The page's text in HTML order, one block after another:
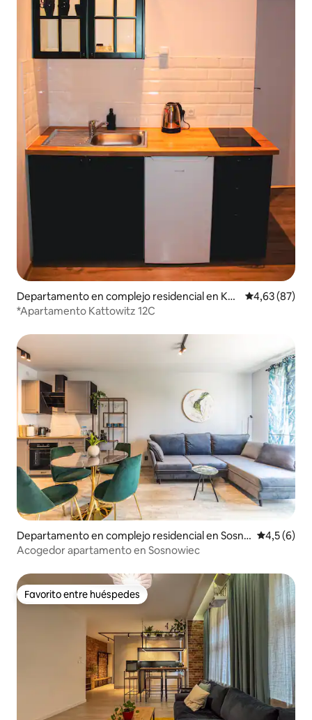
Departamento en complejo residencial en Kat
owice
Calificación
4,63 (87)
*Apartamento Kattowitz 12C
Departamento en complejo residencial en Sosno
wiec
4,5 (6)
Acogedor apartamento en Sosnowiec
Favorito entre huéspedes
Favorito entre huéspedes